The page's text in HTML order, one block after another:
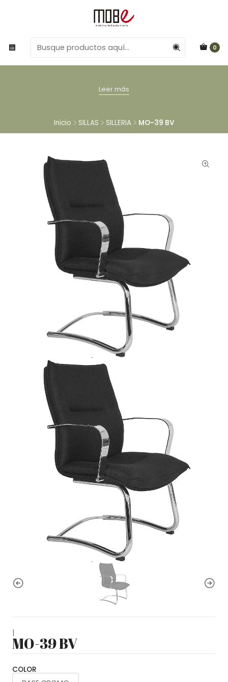
0
Leer más
Inicio SILLAS SILLERIA MO-39 BV
|
MO-39 BV
COLOR